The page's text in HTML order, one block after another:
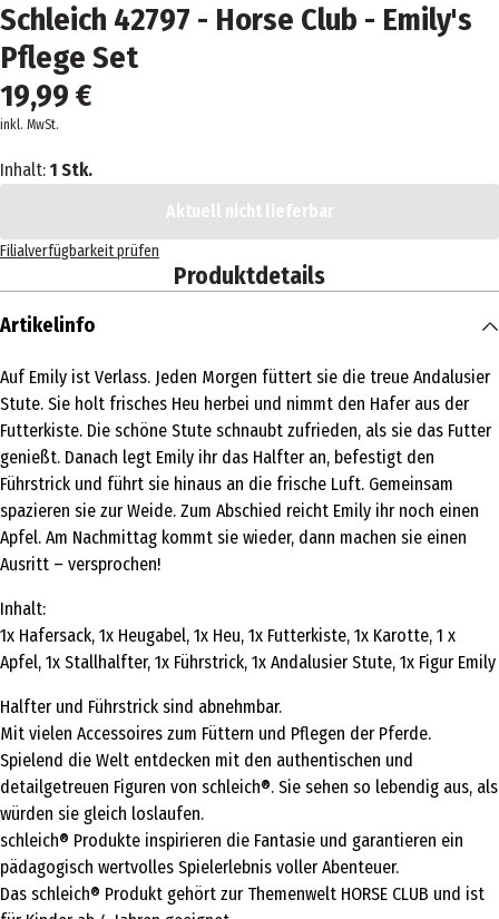
Schleich 42797 - Horse Club - Emily's
Pflege Set
19,99 €
inkl. MwSt.
Inhalt: 1 Stk.
Aktuell nicht lieferbar
Filialverfügbarkeit prüfen
Produktdetails
Artikelinfo
Auf Emily ist Verlass. Jeden Morgen füttert sie die treue Andalusier
Stute. Sie holt frisches Heu herbei und nimmt den Hafer aus der
Futterkiste. Die schöne Stute schnaubt zufrieden, als sie das Futter
genießt. Danach legt Emily ihr das Halfter an, befestigt den
Führstrick und führt sie hinaus an die frische Luft. Gemeinsam
spazieren sie zur Weide. Zum Abschied reicht Emily ihr noch einen
Apfel. Am Nachmittag kommt sie wieder, dann machen sie einen
Ausritt – versprochen!
Inhalt:
1x Hafersack, 1x Heugabel, 1x Heu, 1x Futterkiste, 1x Karotte, 1 x
Apfel, 1x Stallhalfter, 1x Führstrick, 1x Andalusier Stute, 1x Figur Emily
Halfter und Führstrick sind abnehmbar.
Mit vielen Accessoires zum Füttern und Pflegen der Pferde.
Spielend die Welt entdecken mit den authentischen und
detailgetreuen Figuren von schleich®. Sie sehen so lebendig aus, als
würden sie gleich loslaufen.
schleich® Produkte inspirieren die Fantasie und garantieren ein
pädagogisch wertvolles Spielerlebnis voller Abenteuer.
Das schleich® Produkt gehört zur Themenwelt HORSE CLUB und ist